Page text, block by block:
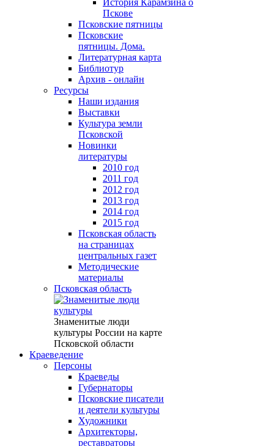
История Карамзина о
Пскове
Псковские пятницы
Псковские
пятницы. Дома.
Литературная карта
Библиотур
Архив - онлайн
Ресурсы
Наши издания
Выставки
Культура земли
Псковской
Новинки
литературы
2010 год
2011 год
2012 год
2013 год
2014 год
2015 год
Псковская область
на страницах
центральных газет
Методические
материалы
Псковская область
Знаменитые люди
культуры России на карте
Псковской области
Краеведение
Персоны
Краеведы
Губернаторы
Псковские писатели
и деятели культуры
Художники
Архитекторы,
реставраторы